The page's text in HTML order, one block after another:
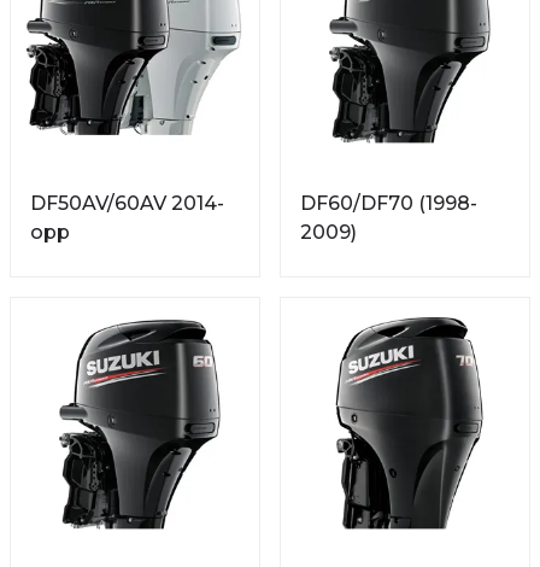
DF50AV/60AV 2014-
opp
DF60/DF70 (1998-
2009)